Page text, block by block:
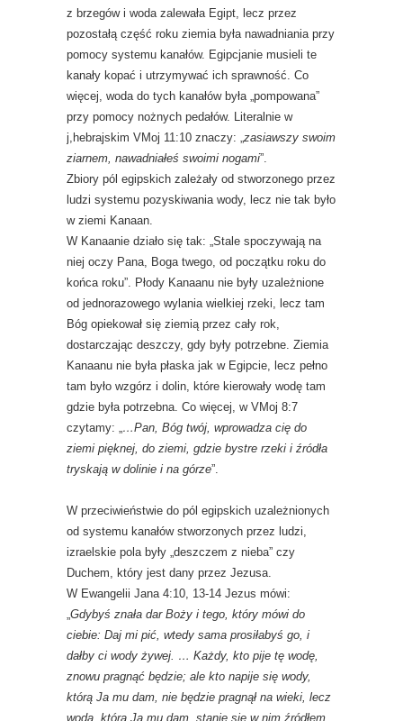
z brzegów i woda zalewała Egipt, lecz przez
pozostałą część roku ziemia była nawadniania przy
pomocy systemu kanałów. Egipcjanie musieli te
kanały kopać i utrzymywać ich sprawność. Co
więcej, woda do tych kanałów była „pompowana”
przy pomocy nożnych pedałów. Literalnie w
j,hebrajskim VMoj 11:10 znaczy: „zasiawszy swoim
ziarnem, nawadniałeś swoimi nogami”.
Zbiory pól egipskich zależały od stworzonego przez
ludzi systemu pozyskiwania wody, lecz nie tak było
w ziemi Kanaan.
W Kanaanie działo się tak: „Stale spoczywają na
niej oczy Pana, Boga twego, od początku roku do
końca roku”. Płody Kanaanu nie były uzależnione
od jednorazowego wylania wielkiej rzeki, lecz tam
Bóg opiekował się ziemią przez cały rok,
dostarczając deszczy, gdy były potrzebne. Ziemia
Kanaanu nie była płaska jak w Egipcie, lecz pełno
tam było wzgórz i dolin, które kierowały wodę tam
gdzie była potrzebna. Co więcej, w VMoj 8:7
czytamy: „…Pan, Bóg twój, wprowadza cię do
ziemi pięknej, do ziemi, gdzie bystre rzeki i źródła
tryskają w dolinie i na górze”.
W przeciwieństwie do pól egipskich uzależnionych
od systemu kanałów stworzonych przez ludzi,
izraelskie pola były „deszczem z nieba” czy
Duchem, który jest dany przez Jezusa.
W Ewangelii Jana 4:10, 13-14 Jezus mówi:
„Gdybyś znała dar Boży i tego, który mówi do
ciebie: Daj mi pić, wtedy sama prosiłabyś go, i
dałby ci wody żywej. … Każdy, kto pije tę wodę,
znowu pragnąć będzie; ale kto napije się wody,
którą Ja mu dam, nie będzie pragnął na wieki, lecz
woda, którą Ja mu dam, stanie się w nim źródłem